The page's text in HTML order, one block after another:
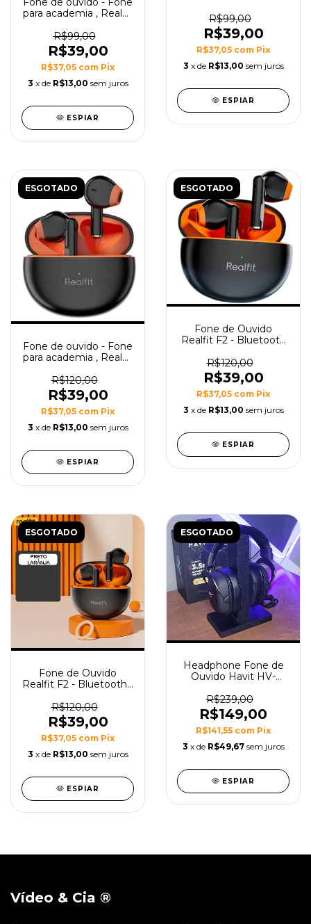
para academia , Realfit
Bluetooth -
Carregamento rapido
R$99,00
R$39,00
R$37,05 com Pix
3 x de R$13,00 sem juros
ESPIAR
Superior - Novo
Lacrado
R$99,00
R$39,00
R$37,05 com Pix
3 x de R$13,00 sem juros
ESPIAR
ESGOTADO
Fone de ouvido - Fone
para academia , Realfit
Bluetooth -
Carregamento rapido
R$120,00
R$39,00
R$37,05 com Pix
3 x de R$13,00 sem juros
ESPIAR
ESGOTADO
Fone de Ouvido
Realfit F2 - Bluetooth
Qualidade Superior -
Novo Lacrado
R$120,00
R$39,00
R$37,05 com Pix
3 x de R$13,00 sem juros
ESPIAR
ESGOTADO
Fone de Ouvido
Realfit F2 - Bluetooth -
Superior - Novo
Lacrado
R$120,00
R$39,00
R$37,05 com Pix
3 x de R$13,00 sem juros
ESPIAR
ESGOTADO
Headphone Fone de
Ouvido Havit HV-
Microfone, Falante
53mm, Plug 3.5mm:
compatível com XBOX
ONE e PS4, HAVIT,
HV-H2002d
R$239,00
R$149,00
R$141,55 com Pix
3 x de R$49,67 sem juros
ESPIAR
Vídeo & Cia ®